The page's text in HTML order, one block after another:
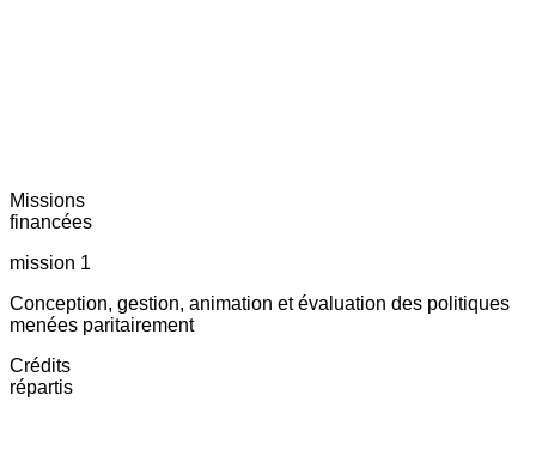
Missions
financées
mission 1
Conception, gestion, animation et évaluation des politiques
menées paritairement
Crédits
répartis